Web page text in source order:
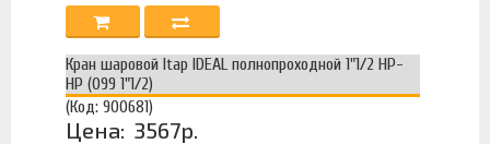
Кран шаровой Itap IDEAL полнопроходной 1"1/2 НР-
НР (099 1"1/2)
(Код: 900681)
Цена: 3567р.